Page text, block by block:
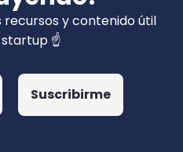
más de 15 fondos
además de otras
y contenido útil
☝️